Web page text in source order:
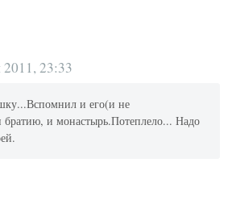
2011, 23:33
и его(и не
братию, и монастырь.Потеплело... Надо